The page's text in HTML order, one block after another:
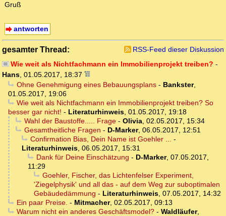
Gruß
antworten
gesamter Thread:
RSS-Feed dieser Diskussion
Wie weit als Nichtfachmann ein Immobilienprojekt treiben? -
Hans, 01.05.2017, 18:37
Ohne Genehmigung eines Bebauungsplans- Bankster,
01.05.2017, 19:06
Wie weit als Nichtfachmann ein Immobilienprojekt treiben? So
besser gar nicht! - Literaturhinweis, 01.05.2017, 19:18
Wahl der Baustoffe..... Frage- Olivia, 02.05.2017, 15:34
Gesamtheitliche Fragen - D-Marker, 06.05.2017, 12:51
Confirmation Bias, Dein Name ist Goehler ... -
Literaturhinweis, 06.05.2017, 15:31
Dank für Deine Einschätzung - D-Marker, 07.05.2017,
11:29
Goehler, Fischer, das Lichtenfelser Experiment,
'Ziegelphysik' und all das - auf dem Weg zur suboptimalen
Gebäudedämmung - Literaturhinweis, 07.05.2017, 14:32
Ein paar Preise. - Mitmacher, 02.05.2017, 09:13
Warum nicht ein anderes Geschäftsmodel?- Waldläufer,